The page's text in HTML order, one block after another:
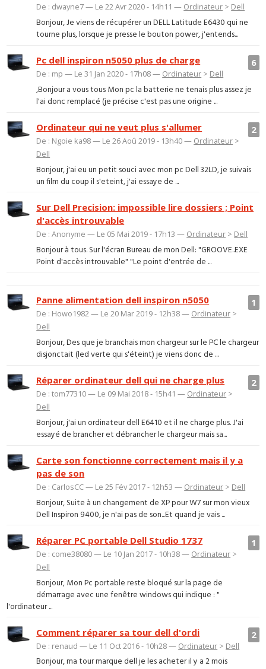
De : dwayne7 — Le 22 Avr 2020 - 14h11 — Ordinateur > Dell
Bonjour, Je viens de récupérer un DELL Latitude E6430 qui ne
tourne plus, lorsque je presse le bouton power, j'entends...
6
Pc dell inspiron n5050 plus de charge
De : mp — Le 31 Jan 2020 - 17h08 — Ordinateur > Dell
,Bonjour a vous tous Mon pc la batterie ne tenais plus assez je
l'ai donc remplacé (je précise c'est pas une origine ...
2
Ordinateur qui ne veut plus s'allumer
De : Ngoie ka98 — Le 26 Aoû 2019 - 13h40 — Ordinateur >
Dell
Bonjour, j'ai eu un petit souci avec mon pc Dell 32LD, je suivais
un film du coup il s'eteint, j'ai essaye de ...
Sur Dell Precision: impossible lire dossiers ; Point
d'accès introuvable
De : Anonyme — Le 05 Mai 2019 - 17h13 — Ordinateur > Dell
Bonjour à tous. Sur l'écran Bureau de mon Dell: "GROOVE..EXE
Point d'accès introuvable" "Le point d'entrée de ...
1
Panne alimentation dell inspiron n5050
De : Howo1982 — Le 20 Mar 2019 - 12h38 — Ordinateur >
Dell
Bonjour, Des que je branchais mon chargeur sur le PC le chargeur
disjonctait (led verte qui s'éteint) je viens donc de ...
2
Réparer ordinateur dell qui ne charge plus
De : tom77310 — Le 09 Mai 2018 - 15h41 — Ordinateur >
Dell
Bonjour, j'ai un ordinateur dell E6410 et il ne charge plus. J'ai
essayé de brancher et débrancher le chargeur mais sa...
Carte son fonctionne correctement mais il y a
pas de son
De : CarlosCC — Le 25 Fév 2017 - 12h53 — Ordinateur > Dell
Bonjour, Suite à un changement de XP pour W7 sur mon vieux
Dell Inspiron 9400, je n'ai pas de son...Et quand je vais ...
1
Réparer PC portable Dell Studio 1737
De : come38080 — Le 10 Jan 2017 - 10h38 — Ordinateur >
Dell
Bonjour, Mon Pc portable reste bloqué sur la page de
démarrage avec une fenêtre windows qui indique : "
l'ordinateur ...
2
Comment réparer sa tour dell d'ordi
De : renaud — Le 11 Oct 2016 - 10h28 — Ordinateur > Dell
Bonjour, ma tour marque dell je les acheter il y a 2 mois